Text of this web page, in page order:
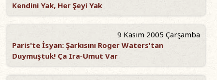
Kendini Yak, Her Şeyi Yak
9 Kasım 2005 Çarşamba
Paris'te İsyan: Şarkısını Roger Waters'tan
Duymuştuk! Ça Ira-Umut Var